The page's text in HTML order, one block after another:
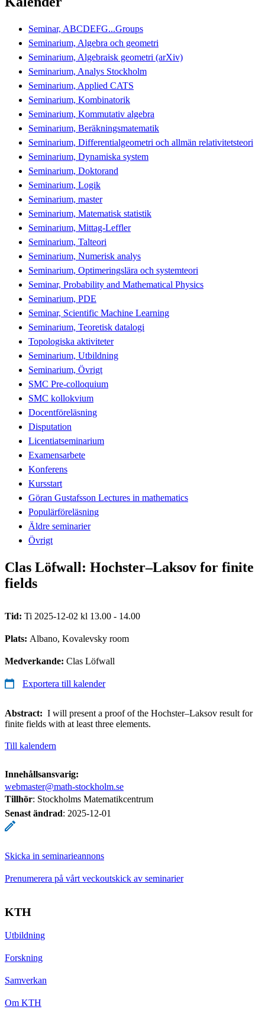
Seminar, ABCDEFG...Groups
Seminarium, Algebra och geometri
Seminarium, Algebraisk geometri (arXiv)
Seminarium, Analys Stockholm
Seminarium, Applied CATS
Seminarium, Kombinatorik
Seminarium, Kommutativ algebra
Seminarium, Beräkningsmatematik
Seminarium, Differentialgeometri och allmän relativitetsteori
Seminarium, Dynamiska system
Seminarium, Doktorand
Seminarium, Logik
Seminarium, master
Seminarium, Matematisk statistik
Seminarium, Mittag-Leffler
Seminarium, Talteori
Seminarium, Numerisk analys
Seminarium, Optimeringslära och systemteori
Seminar, Probability and Mathematical Physics
Seminarium, PDE
Seminar, Scientific Machine Learning
Seminarium, Teoretisk datalogi
Topologiska aktiviteter
Seminarium, Utbildning
Seminarium, Övrigt
SMC Pre-colloquium
SMC kollokvium
Docentföreläsning
Disputation
Licentiatseminarium
Examensarbete
Konferens
Kursstart
Göran Gustafsson Lectures in mathematics
Populärföreläsning
Äldre seminarier
Övrigt
Clas Löfwall: Hochster–Laksov for finite
fields
Tid: Ti 2025-12-02 kl 13.00 - 14.00
Plats: Albano, Kovalevsky room
Medverkande: Clas Löfwall
Exportera till kalender
Abstract: I will present a proof of the Hochster–Laksov result for
finite fields with at least three elements.
Till kalendern
Innehållsansvarig:
webmaster@math-stockholm.se
Tillhör: Stockholms Matematikcentrum
Senast ändrad: 2025-12-01
Skicka in seminarieannons
Prenumerera på vårt veckoutskick av seminarier
KTH
Utbildning
Forskning
Samverkan
Om KTH